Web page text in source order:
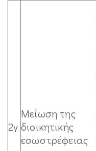
2γ
Μείωση της
διοικητικής
εσωστρέφειας